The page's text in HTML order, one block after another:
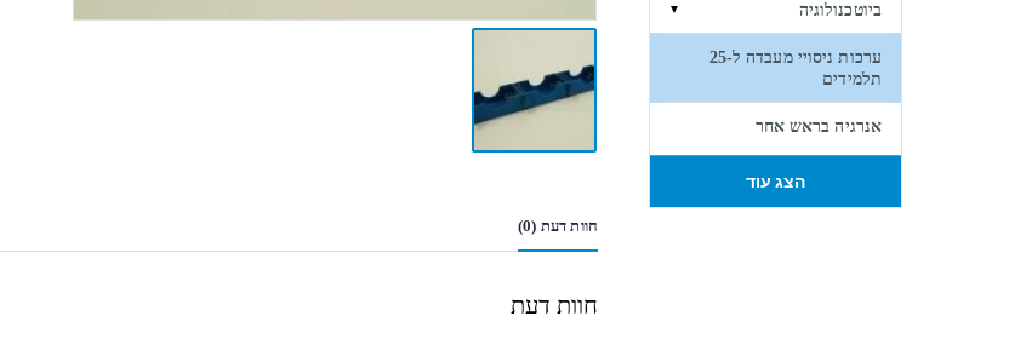
חוות דעת (0)
חוות דעת
ביוטכנולוגיה ▼
ערכות ניסויי מעבדה ל-25
תלמידים
אנרגיה בראש אחר
הצג עוד